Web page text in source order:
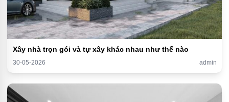
Xây nhà trọn gói và tự xây khác nhau như thế nào
30-05-2026 admin